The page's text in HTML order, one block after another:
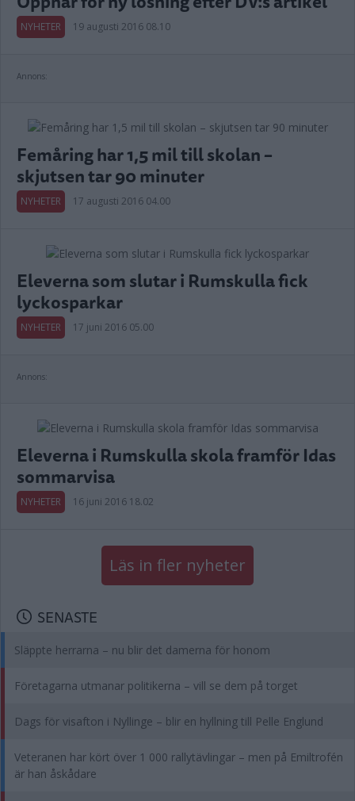
NYHETER 19 augusti 2016 08.10
Annons:
Femåring har 1,5 mil till skolan –
skjutsen tar 90 minuter
NYHETER 17 augusti 2016 04.00
Eleverna som slutar i Rumskulla fick
lyckosparkar
NYHETER 17 juni 2016 05.00
Annons:
Eleverna i Rumskulla skola framför Idas
sommarvisa
NYHETER 16 juni 2016 18.02
Läs in fler nyheter
SENASTE
Släppte herrarna – nu blir det damerna för honom
Företagarna utmanar politikerna – vill se dem på torget
Dags för visafton i Nyllinge – blir en hyllning till Pelle Englund
Veteranen har kört över 1 000 rallytävlingar – men på Emiltrofén
är han åskådare